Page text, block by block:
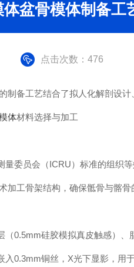
盆骨模体制备工
点击次数：476
备工艺结合了拟人化解剖设计
体材料选择与加工
员会（ICRU）标准的组织等
工骨架结构，确保骶骨与髂骨
硅胶模拟真皮触感）、
0.3mm铜丝，X光下显影，用于